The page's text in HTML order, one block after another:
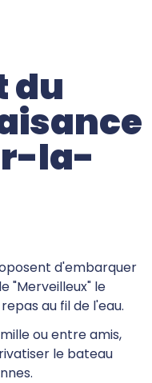
du
la-
d'embarquer
"Merveilleux" le
au fil de l'eau.
ou entre amis,
le bateau